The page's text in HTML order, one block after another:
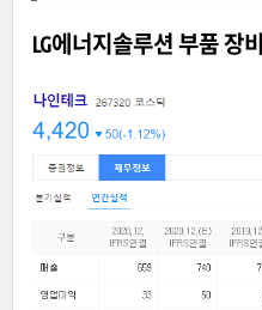
LG에너지솔루션 부품 장